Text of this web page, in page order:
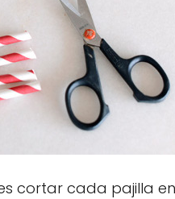
cortar cada pajilla